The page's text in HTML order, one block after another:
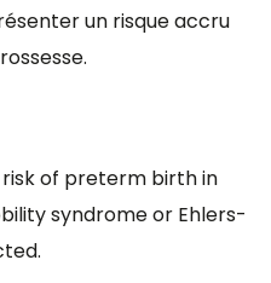
un risque accru
risk of preterm birth in
syndrome or Ehlers-